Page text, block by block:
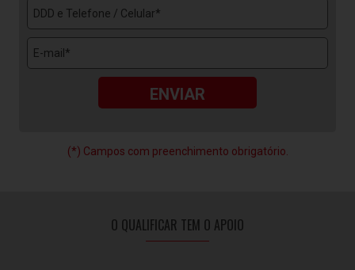
(*) Campos com preenchimento obrigatório.
O QUALIFICAR TEM O APOIO